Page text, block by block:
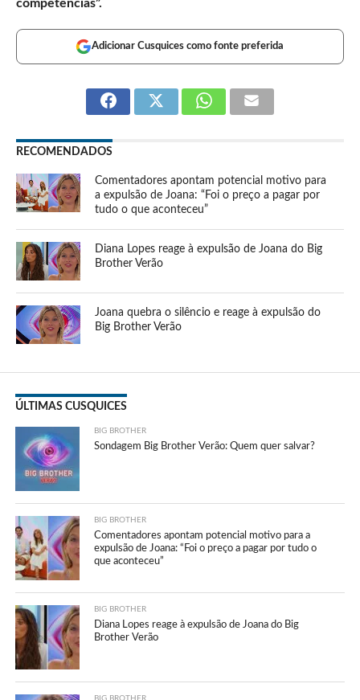
competências”.
Adicionar Cusquices como fonte preferida
RECOMENDADOS
Comentadores apontam potencial motivo para
a expulsão de Joana: “Foi o preço a pagar por
tudo o que aconteceu”
Diana Lopes reage à expulsão de Joana do Big
Brother Verão
Joana quebra o silêncio e reage à expulsão do
Big Brother Verão
ÚLTIMAS CUSQUICES
BIG BROTHER
Sondagem Big Brother Verão: Quem quer salvar?
BIG BROTHER
Comentadores apontam potencial motivo para a
expulsão de Joana: “Foi o preço a pagar por tudo o
que aconteceu”
BIG BROTHER
Diana Lopes reage à expulsão de Joana do Big
Brother Verão
BIG BROTHER